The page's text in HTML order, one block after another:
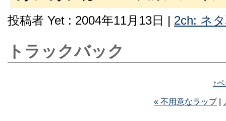
投稿者 Yet : 2004年11月13日 | 2ch: ネ
トラックバック
↑
« 不用意なラップ|